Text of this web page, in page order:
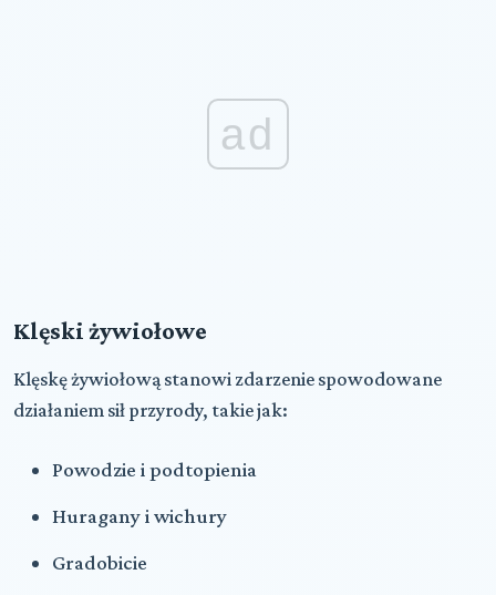
ad
Klęski żywiołowe
Klęskę żywiołową stanowi zdarzenie spowodowane
działaniem sił przyrody, takie jak:
Powodzie i podtopienia
Huragany i wichury
Gradobicie